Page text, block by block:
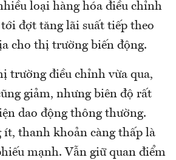
loại hàng hóa điều chỉnh
đợt tăng lãi suất tiếp theo
cho thị trường biến động.
trường điều chỉnh vừa qua,
giảm, nhưng biên độ rất
dao động thông thường.
thanh khoản càng thấp là
mạnh. Vẫn giữ quan điểm